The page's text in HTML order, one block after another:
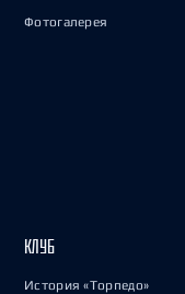
Фотогалерея
КЛУБ
История «Торпедо»